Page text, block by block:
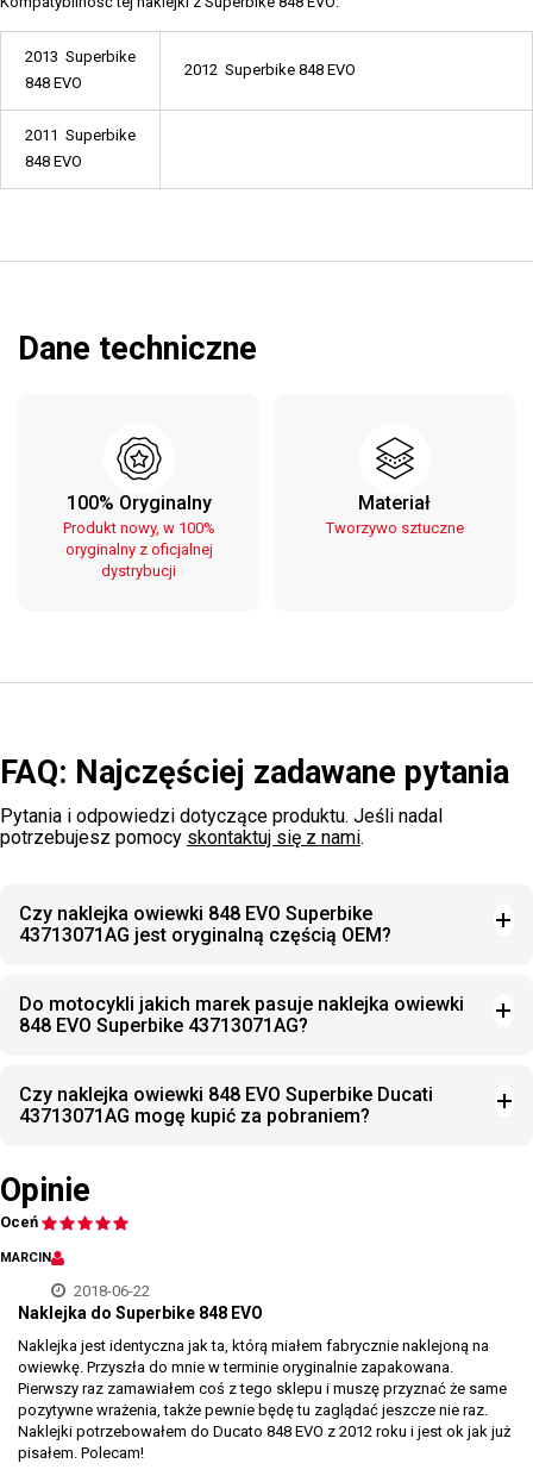
2013 Superbike
848 EVO
2012 Superbike 848 EVO
2011 Superbike
848 EVO
Dane techniczne
100% Oryginalny
Produkt nowy, w 100%
oryginalny z oficjalnej
dystrybucji
Materiał
Tworzywo sztuczne
FAQ: Najczęściej zadawane pytania
Pytania i odpowiedzi dotyczące produktu. Jeśli nadal
potrzebujesz pomocy skontaktuj się z nami.
Czy naklejka owiewki 848 EVO Superbike
43713071AG jest oryginalną częścią OEM?
Do motocykli jakich marek pasuje naklejka owiewki
848 EVO Superbike 43713071AG?
Czy naklejka owiewki 848 EVO Superbike Ducati
43713071AG mogę kupić za pobraniem?
Opinie
Oceń
MARCIN
2018-06-22
Naklejka do Superbike 848 EVO
Naklejka jest identyczna jak ta, którą miałem fabrycznie naklejoną na
owiewkę. Przyszła do mnie w terminie oryginalnie zapakowana.
Pierwszy raz zamawiałem coś z tego sklepu i muszę przyznać że same
pozytywne wrażenia, także pewnie będę tu zaglądać jeszcze nie raz.
Naklejki potrzebowałem do Ducato 848 EVO z 2012 roku i jest ok jak już
pisałem. Polecam!